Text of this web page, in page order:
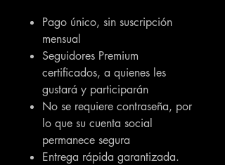
Pago único, sin suscripción
mensual
Seguidores Premium
certificados, a quienes les
gustará y participarán
No se requiere contraseña, por
lo que su cuenta social
permanece segura
Entrega rápida garantizada.